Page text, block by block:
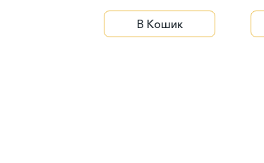
В Кошик